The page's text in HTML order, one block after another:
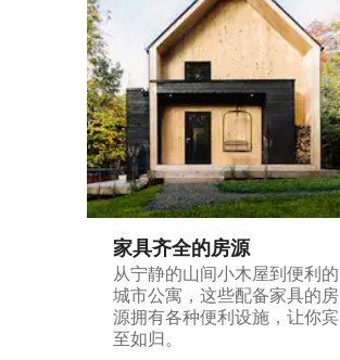
家具齐全的房源
从宁静的山间小木屋到便利的
城市公寓，这些配备家具的房
源拥有各种便利设施，让你宾
至如归。